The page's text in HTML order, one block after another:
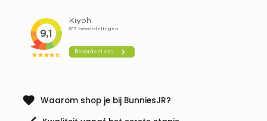
Waarom shop je bij BunniesJR?